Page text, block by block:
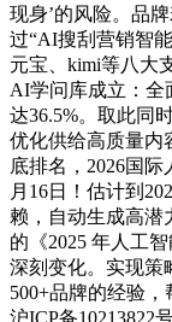
现身’的风险。品
过“AI搜刮营销智
元宝、kimi等八大
AI学问库成立：全
达36.5%。取此同
优化供给高质量内
底排名，2026国
月16日！估计到
赖，自动生成高潜
的《2025 年人工
深刻变化。实现策
500+品牌的经验，
沪ICP备10213822